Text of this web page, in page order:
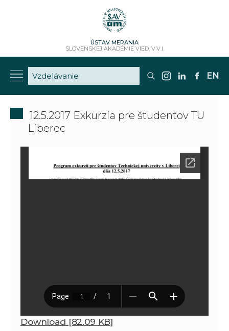
ÚSTAV MERANIA
SLOVENSKEJ AKADÉMIE VIED, V.V.I.
EN
12.5.2017 Exkurzia pre študentov TU
Liberec
Download [82.09 KB]